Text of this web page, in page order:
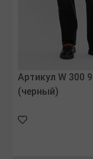
Артикул W 300
(черный)